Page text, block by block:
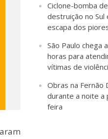
Ciclone-bomba
destruição no Sul
escapa dos
São Paulo chega
horas para
vítimas de
Obras na Fernão
durante a noite a
feira